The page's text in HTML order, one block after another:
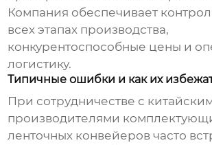
Компания обеспечивает
всех этапах производства,
конкурентоспособные цены и
логистику.
Типичные ошибки и как их
При сотрудничестве с
производителями
ленточных конвейеров часто